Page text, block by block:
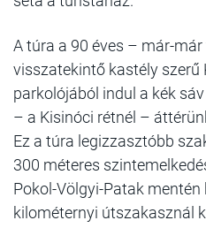
A túra a 90 éves – már-
visszatekintő kastély
parkolójából indul a kék
– a Kisinóci rétnél –
Ez a túra legizzasztóbb
300 méteres
Pokol-Völgyi-Patak mentén
kilométernyi útszakasznál